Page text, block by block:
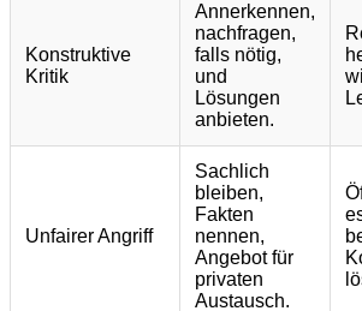
Konstruktive
Kritik
Annerkennen,
nachfragen,
falls nötig,
und
Lösungen
anbieten.
Unfairer Angriff
Sachlich
bleiben,
Fakten
nennen,
Angebot für
privaten
Austausch.